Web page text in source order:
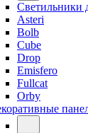
Светильники
Asteri
Bolb
Cube
Drop
Emisfero
Fullcat
Orby